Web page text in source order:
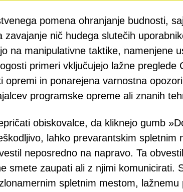
pomena ohranjanje budnosti,
nič hudega slutečih
na manipulativne taktike, namenjene
primeri vključujejo lažne preglede
opremi in ponarejena varnostna
programske opreme ali znanih
obiskovalce, da kliknejo gumb
lahko prevarantskim spletnim
neposredno na napravo. Ta
smete zaupati ali z njimi komunicirati.
spletnim mestom, lažnemu